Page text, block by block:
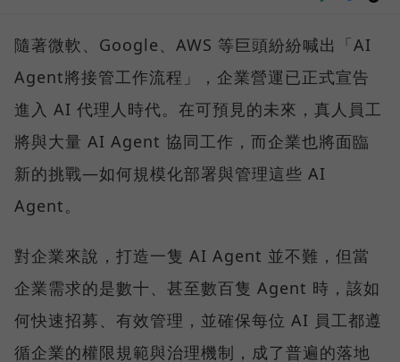
隨著微軟、Google、AWS 等巨頭紛紛喊出「AI
Agent將接管工作流程」，企業營運已正式宣告
進入 AI 代理人時代。在可預見的未來，真人員工
將與大量 AI Agent 協同工作，而企業也將面臨
新的挑戰—如何規模化部署與管理這些 AI
Agent。
對企業來說，打造一隻 AI Agent 並不難，但當
企業需求的是數十、甚至數百隻 Agent 時，該如
何快速招募、有效管理，並確保每位 AI 員工都遵
循企業的權限規範與治理機制，成了普遍的落地